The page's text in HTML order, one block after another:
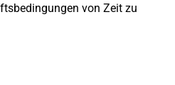
von Zeit zu